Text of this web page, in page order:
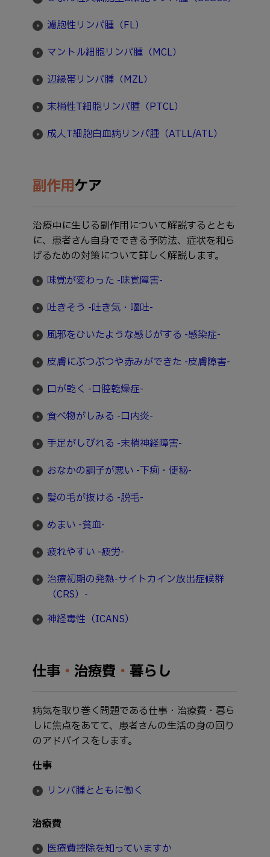
濾胞性リンパ腫（FL）
マントル細胞リンパ腫（MCL）
辺縁帯リンパ腫（MZL）
末梢性T細胞リンパ腫（PTCL）
成人T細胞白血病リンパ腫（ATLL/ATL）
副作用ケア
治療中に生じる副作用について解説するととも
に、患者さん自身でできる予防法、症状を和ら
げるための対策について詳しく解説します。
味覚が変わった -味覚障害-
吐きそう -吐き気・嘔吐-
風邪をひいたような感じがする -感染症-
皮膚にぶつぶつや赤みができた -皮膚障害-
口が乾く -口腔乾燥症-
食べ物がしみる -口内炎-
手足がしびれる -末梢神経障害-
おなかの調子が悪い -下痢・便秘-
髪の毛が抜ける -脱毛-
めまい -貧血-
疲れやすい -疲労-
治療初期の発熱-サイトカイン放出症候群
（CRS）-
神経毒性（ICANS）
仕事 ・ 治療費 ・ 暮らし
病気を取り巻く問題である仕事・治療費・暮ら
しに焦点をあてて、患者さんの生活の身の回り
のアドバイスをします。
仕事
リンパ腫とともに働く
治療費
医療費控除を知っていますか